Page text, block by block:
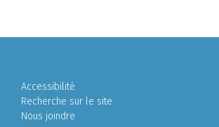
Accessibilité
Recherche sur le site
Nous joindre